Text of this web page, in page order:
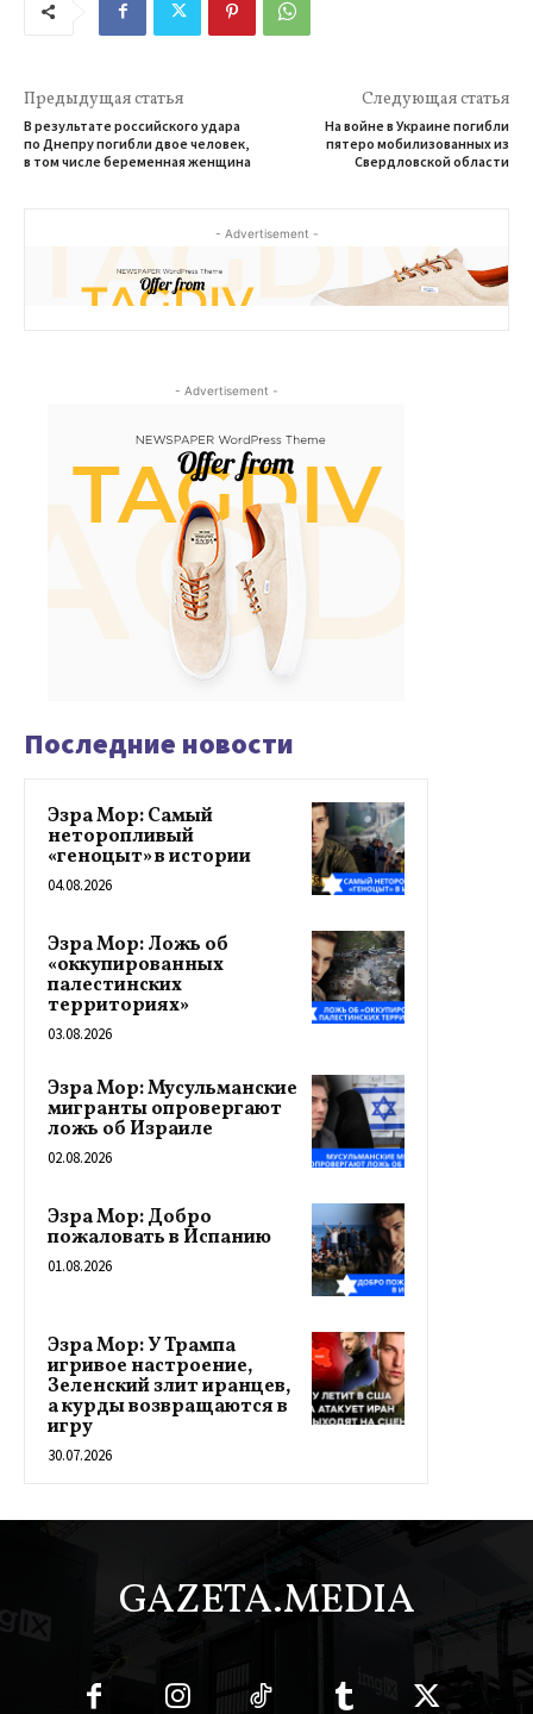
Предыдущая статья
В результате российского удара
по Днепру погибли двое человек,
в том числе беременная женщина
Следующая статья
На войне в Украине погибли
пятеро мобилизованных из
Свердловской области
- Advertisement -
- Advertisement -
Последние новости
Эзра Мор: Самый
неторопливый
«геноцыт» в истории
04.08.2026
Эзра Мор: Ложь об
«оккупированных
палестинских
территориях»
03.08.2026
Эзра Мор: Мусульманские
мигранты опровергают
ложь об Израиле
02.08.2026
Эзра Мор: Добро
пожаловать в Испанию
01.08.2026
Эзра Мор: У Трампа
игривое настроение,
Зеленский злит иранцев,
а курды возвращаются в
игру
30.07.2026
GAZETA.MEDIA